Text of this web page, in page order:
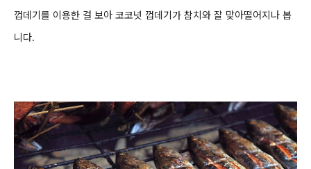
껍데기를 이용한 걸 보아 코코넛 껍데기가 참치와 잘 맞아떨어지나 봅
니다.